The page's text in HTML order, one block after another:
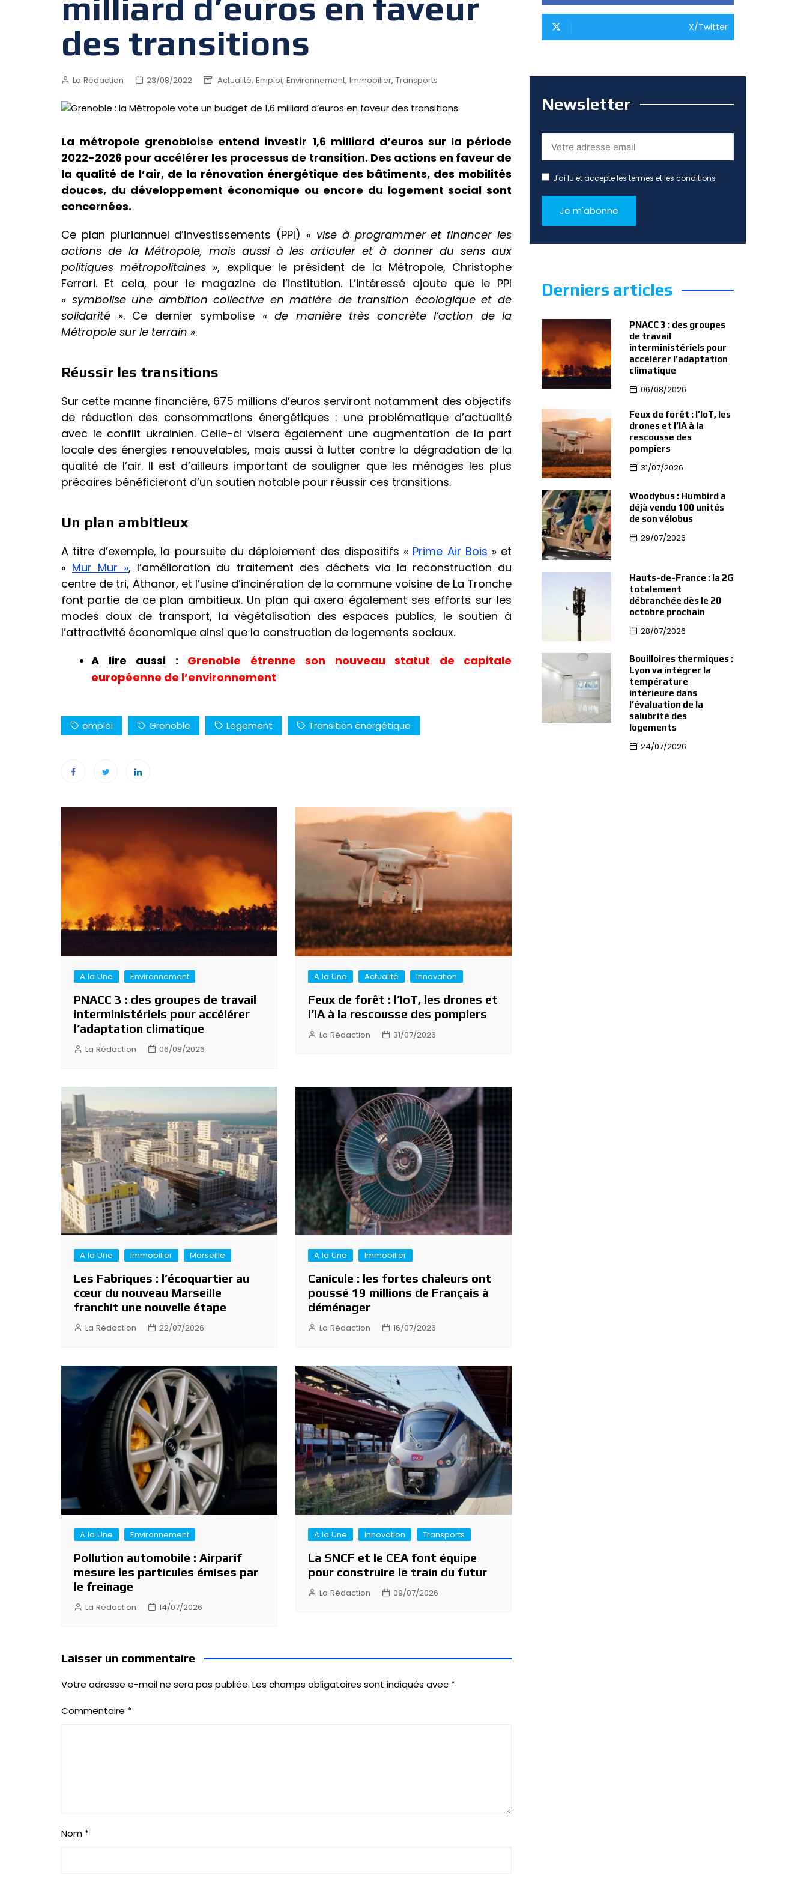
des transitions
La Rédaction 23/08/2022 Actualité, Emploi, Environnement, Immobilier, Transports
La métropole grenobloise entend investir 1,6 milliard d’euros sur la période
2022-2026 pour accélérer les processus de transition. Des actions en faveur de
la qualité de l’air, de la rénovation énergétique des bâtiments, des mobilités
douces, du développement économique ou encore du logement social sont
concernées.
Ce plan pluriannuel d’investissements (PPI) « vise à programmer et financer les
actions de la Métropole, mais aussi à les articuler et à donner du sens aux
politiques métropolitaines », explique le président de la Métropole, Christophe
Ferrari. Et cela, pour le magazine de l’institution. L’intéressé ajoute que le PPI
« symbolise une ambition collective en matière de transition écologique et de
solidarité ». Ce dernier symbolise « de manière très concrète l’action de la
Métropole sur le terrain ».
Réussir les transitions
Sur cette manne financière, 675 millions d’euros serviront notamment des objectifs
de réduction des consommations énergétiques : une problématique d’actualité
avec le conflit ukrainien. Celle-ci visera également une augmentation de la part
locale des énergies renouvelables, mais aussi à lutter contre la dégradation de la
qualité de l’air. Il est d’ailleurs important de souligner que les ménages les plus
précaires bénéficieront d’un soutien notable pour réussir ces transitions.
Un plan ambitieux
A titre d’exemple, la poursuite du déploiement des dispositifs « Prime Air Bois » et
« Mur Mur », l’amélioration du traitement des déchets via la reconstruction du
centre de tri, Athanor, et l’usine d’incinération de la commune voisine de La Tronche
font partie de ce plan ambitieux. Un plan qui axera également ses efforts sur les
modes doux de transport, la végétalisation des espaces publics, le soutien à
l’attractivité économique ainsi que la construction de logements sociaux.
A lire aussi : Grenoble étrenne son nouveau statut de capitale
européenne de l’environnement
emploi Grenoble Logement Transition énergétique
de
l’article
A la Une Environnement
PNACC 3 : des groupes de travail
interministériels pour accélérer
l’adaptation climatique
La Rédaction 06/08/2026
A la Une Actualité Innovation
Feux de forêt : l’IoT, les drones et
l’IA à la rescousse des pompiers
La Rédaction 31/07/2026
A la Une Immobilier Marseille
Les Fabriques : l’écoquartier au
cœur du nouveau Marseille
franchit une nouvelle étape
La Rédaction 22/07/2026
A la Une Immobilier
Canicule : les fortes chaleurs ont
poussé 19 millions de Français à
déménager
La Rédaction 16/07/2026
A la Une Environnement
Pollution automobile : Airparif
mesure les particules émises par
le freinage
La Rédaction 14/07/2026
A la Une Innovation Transports
La SNCF et le CEA font équipe
pour construire le train du futur
La Rédaction 09/07/2026
Laisser un commentaire
Votre adresse e-mail ne sera pas publiée. Les champs obligatoires sont indiqués avec *
Commentaire *
Nom *
X/Twitter
Newsletter
J'ai lu et accepte les termes et les conditions
Derniers articles
PNACC 3 : des groupes
de travail
interministériels pour
accélérer l’adaptation
climatique
06/08/2026
Feux de forêt : l’IoT, les
drones et l’IA à la
rescousse des
pompiers
31/07/2026
Woodybus : Humbird a
déjà vendu 100 unités
de son vélobus
29/07/2026
Hauts-de-France : la 2G
totalement
débranchée dès le 20
octobre prochain
28/07/2026
Bouilloires thermiques :
Lyon va intégrer la
température
intérieure dans
l’évaluation de la
salubrité des
logements
24/07/2026